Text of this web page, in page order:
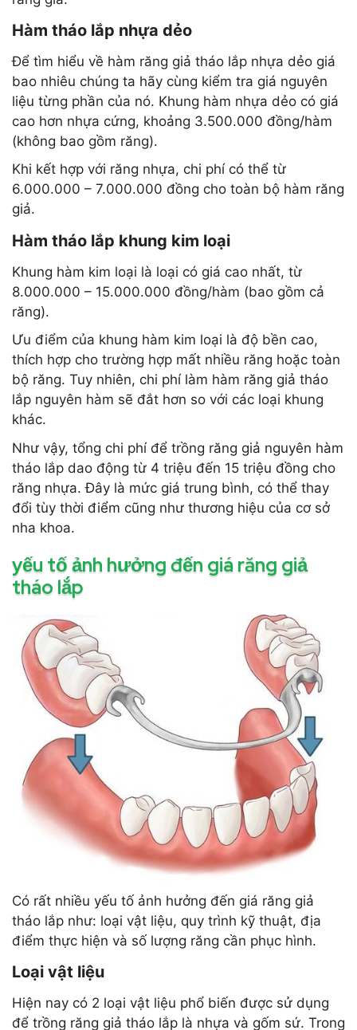
Hàm tháo lắp nhựa dẻo
Để tìm hiểu về hàm răng giả tháo lắp nhựa dẻo giá
bao nhiêu chúng ta hãy cùng kiểm tra giá nguyên
liệu từng phần của nó. Khung hàm nhựa dẻo có giá
cao hơn nhựa cứng, khoảng 3.500.000 đồng/hàm
(không bao gồm răng).
Khi kết hợp với răng nhựa, chi phí có thể từ
6.000.000 – 7.000.000 đồng cho toàn bộ hàm răng
giả.
Hàm tháo lắp khung kim loại
Khung hàm kim loại là loại có giá cao nhất, từ
8.000.000 – 15.000.000 đồng/hàm (bao gồm cả
răng).
Ưu điểm của khung hàm kim loại là độ bền cao,
thích hợp cho trường hợp mất nhiều răng hoặc toàn
bộ răng. Tuy nhiên, chi phí làm hàm răng giả tháo
lắp nguyên hàm sẽ đắt hơn so với các loại khung
khác.
Như vậy, tổng chi phí để trồng răng giả nguyên hàm
tháo lắp dao động từ 4 triệu đến 15 triệu đồng cho
răng nhựa. Đây là mức giá trung bình, có thể thay
đổi tùy thời điểm cũng như thương hiệu của cơ sở
nha khoa.
yếu tố ảnh hưởng đến giá răng giả
tháo lắp
Có rất nhiều yếu tố ảnh hưởng đến giá răng giả
tháo lắp như: loại vật liệu, quy trình kỹ thuật, địa
điểm thực hiện và số lượng răng cần phục hình.
Loại vật liệu
Hiện nay có 2 loại vật liệu phổ biến được sử dụng
để trồng răng giả tháo lắp là nhựa và gốm sứ. Trong